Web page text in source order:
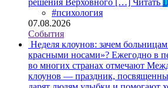
решения Верховного […] Читать
#психология
07.08.2026
События
Неделя клоунов: зачем
красными носами»? Ежегодно в
во многих странах отмечают
клоунов — праздник,